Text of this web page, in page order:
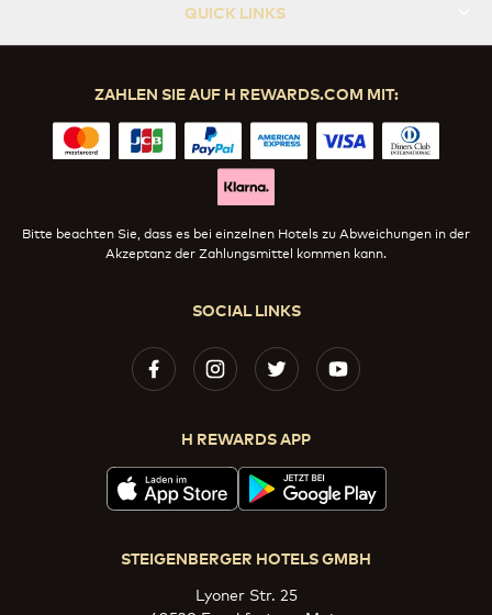
QUICK LINKS
SOCIAL LINKS
H REWARDS APP
STEIGENBERGER HOTELS GMBH
Lyoner Str. 25
ZAHLEN SIE AUF H REWARDS.COM MIT:
Bitte beachten Sie, dass es bei einzelnen Hotels zu Abweichungen in der
Akzeptanz der Zahlungsmittel kommen kann.